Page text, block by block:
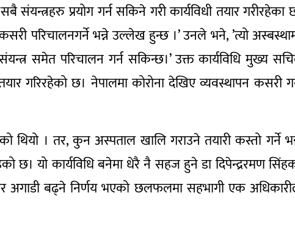
प्रयोग गर्न सकिने गरी कार्यविधी तयार गरीरहेका
परिचालनगर्ने भन्ने उल्लेख हुन्छ ।’ उनले भने, ’त्यो
समेत परिचालन गर्न सकिन्छ।’ उक्त कार्यविधि मुख्य
गरिरहेको छ। नेपालमा कोरोना देखिए व्यवस्थापन कसरी
थियो । तर, कुन अस्पताल खालि गराउने तयारी कस्तो गर्ने
छ। यो कार्यविधि बनेमा धेरै नै सहज हुने डा दिपेन्द्ररमण
अगाडी बढ्ने निर्णय भएको छलफलमा सहभागी एक